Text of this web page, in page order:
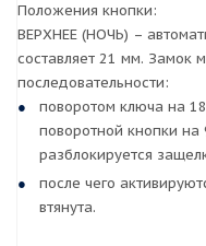
Положения кнопки:
ВЕРХНЕЕ (НОЧЬ) –
составляет 21 мм. Замок
последовательности:
поворотом ключа на
поворотной кнопки на
разблокируется
после чего
втянута.